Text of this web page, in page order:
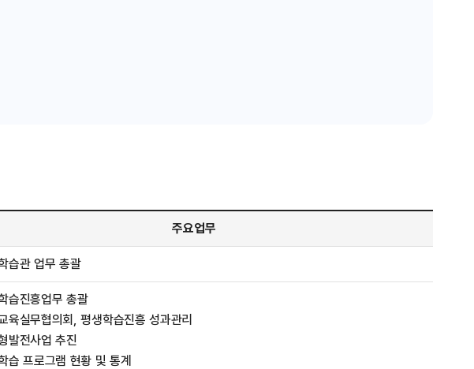
주요업무
습관 업무 총괄
습진흥업무 총괄
육실무협의회, 평생학습진흥 성과관리
발전사업 추진
습 프로그램 현황 및 통계